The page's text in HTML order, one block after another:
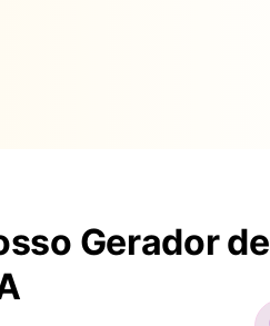
Gerador de